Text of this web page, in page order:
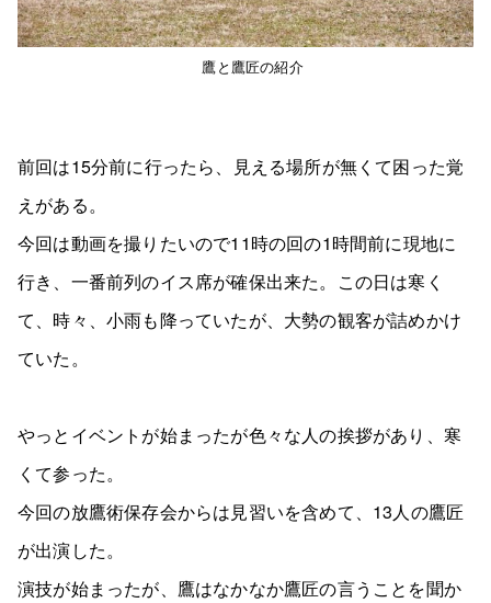
鷹と鷹匠の紹介
前回は15分前に行ったら、見える場所が無くて困った覚
えがある。
今回は動画を撮りたいので11時の回の1時間前に現地に
行き、一番前列のイス席が確保出来た。この日は寒く
て、時々、小雨も降っていたが、大勢の観客が詰めかけ
ていた。
やっとイベントが始まったが色々な人の挨拶があり、寒
くて参った。
今回の放鷹術保存会からは見習いを含めて、13人の鷹匠
が出演した。
演技が始まったが、鷹はなかなか鷹匠の言うことを聞か